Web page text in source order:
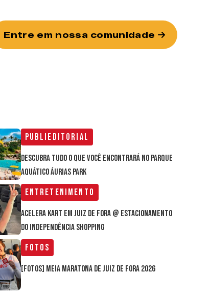
Entre em nossa comunidade
Publieditorial
Descubra tudo o que você encontrará no parque
aquático Áurias Park
Entretenimento
Acelera Kart em Juiz de Fora @ estacionamento
do Independência Shopping
Fotos
[FOTOS] Meia Maratona de Juiz de Fora 2026